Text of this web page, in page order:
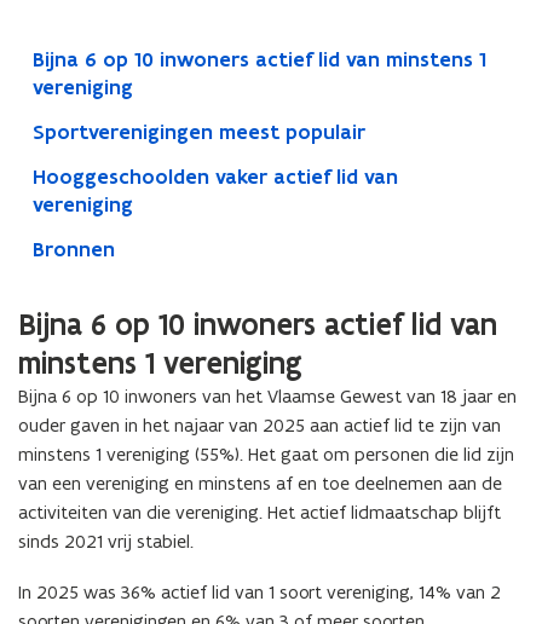
Bijna 6 op 10 inwoners actief lid van minstens 1
vereniging
Sportverenigingen meest populair
Hooggeschoolden vaker actief lid van
vereniging
Bronnen
Bijna 6 op 10 inwoners actief lid van
minstens 1 vereniging
Bijna 6 op 10 inwoners van het Vlaamse Gewest van 18 jaar en
ouder gaven in het najaar van 2025 aan actief lid te zijn van
minstens 1 vereniging (55%). Het gaat om personen die lid zijn
van een vereniging en minstens af en toe deelnemen aan de
activiteiten van die vereniging. Het actief lidmaatschap blijft
sinds 2021 vrij stabiel.
In 2025 was 36% actief lid van 1 soort vereniging, 14% van 2